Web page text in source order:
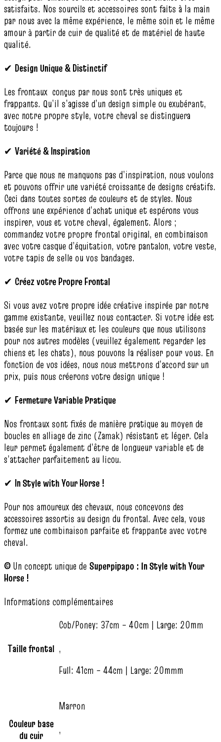
satisfaits. Nos sourcils et accessoires sont faits à la main
par nous avec la même expérience, le même soin et le même
amour à partir de cuir de qualité et de matériel de haute
qualité.
✔ Design Unique & Distinctif
Les frontaux conçus par nous sont très uniques et
frappants. Qu’il s’agisse d’un design simple ou exubérant,
avec notre propre style, votre cheval se distinguera
toujours !
✔ Variété & Inspiration
Parce que nous ne manquons pas d’inspiration, nous voulons
et pouvons offrir une variété croissante de designs créatifs.
Ceci dans toutes sortes de couleurs et de styles. Nous
offrons une expérience d’achat unique et espérons vous
inspirer, vous et votre cheval, également. Alors ;
commandez votre propre frontal original, en combinaison
avec votre casque d’équitation, votre pantalon, votre veste,
votre tapis de selle ou vos bandages.
✔ Créez votre Propre Frontal
Si vous avez votre propre idée créative inspirée par notre
gamme existante, veuillez nous contacter. Si votre idée est
basée sur les matériaux et les couleurs que nous utilisons
pour nos autres modèles (veuillez également regarder les
chiens et les chats), nous pouvons la réaliser pour vous. En
fonction de vos idées, nous nous mettrons d’accord sur un
prix, puis nous créerons votre design unique !
✔ Fermeture Variable Pratique
Nos frontaux sont fixés de manière pratique au moyen de
boucles en alliage de zinc (Zamak) résistant et léger. Cela
leur permet également d’être de longueur variable et de
s’attacher parfaitement au licou.
✔ In Style with Your Horse !
Pour nos amoureux des chevaux, nous concevons des
accessoires assortis au design du frontal. Avec cela, vous
formez une combinaison parfaite et frappante avec votre
cheval.
©Un concept unique de Superpipapo : In Style with Your
Horse !
Informations complémentaires
Taille frontal
Cob/Poney: 37cm – 40cm | Large: 20mm
,
Full: 41cm – 44cm | Large: 20mmm
Couleur base
du cuir
Marron
,